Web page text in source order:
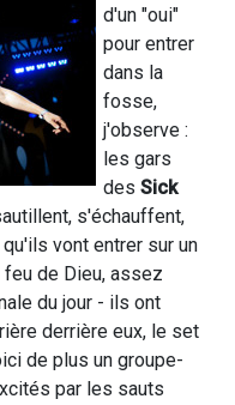
d'un "oui"
pour entrer
dans la
fosse,
j'observe :
les gars
des Sick
s'échauffent,
vont entrer sur un
feu de Dieu, assez
du jour - ils ont
derrière eux, le set
de plus un groupe-
par les sauts